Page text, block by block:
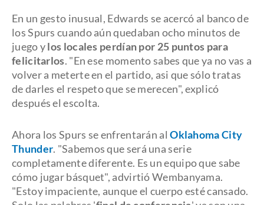
En un gesto inusual, Edwards se acercó al banco de
los Spurs cuando aún quedaban ocho minutos de
juego ylos locales perdían por 25 puntos para
felicitarlos. "En ese momento sabes que ya no vas a
volver a meterte en el partido, asi que sólo tratas
de darles el respeto que se merecen", explicó
después el escolta.
Ahora los Spurs se enfrentarán alOklahoma City
Thunder. "Sabemos que será una serie
completamente diferente. Es un equipo que sabe
cómo jugar básquet", advirtió Wembanyama.
"Estoy impaciente, aunque el cuerpo esté cansado.